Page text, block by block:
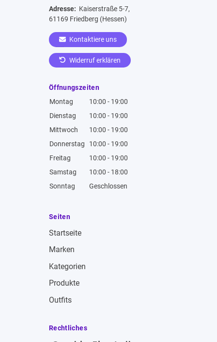
Adresse: Kaiserstraße 5-7,
61169 Friedberg (Hessen)
Kontaktiere uns
Widerruf erklären
Öffnungszeiten
Montag
10:00 - 19:00
Dienstag
10:00 - 19:00
Mittwoch
10:00 - 19:00
Donnerstag
10:00 - 19:00
Freitag
10:00 - 19:00
Samstag
10:00 - 18:00
Sonntag
Geschlossen
Seiten
Startseite
Marken
Kategorien
Produkte
Outfits
Rechtliches